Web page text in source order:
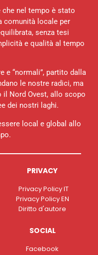
nel tempo è stato
comunità locale per
senza tesi
e qualità al tempo
e “normali”, partito dalla
le nostre radici, ma
Nord Ovest, allo scopo
dei nostri laghi.
local e global allo
PRIVACY
Privacy Policy IT
Privacy Policy EN
Diritto d'autore
SOCIAL
Facebook